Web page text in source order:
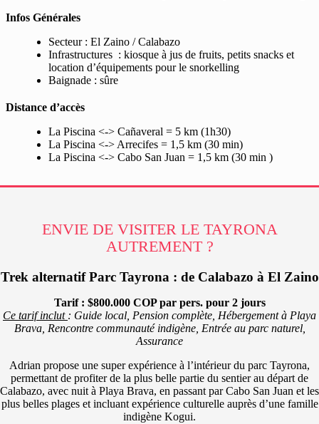
Infos Générales
Secteur : El Zaino / Calabazo
Infrastructures : kiosque à jus de fruits, petits snacks et
location d’équipements pour le snorkelling
Baignade : sûre
Distance d’accès
La Piscina <-> Cañaveral = 5 km (1h30)
La Piscina <-> Arrecifes = 1,5 km (30 min)
La Piscina <-> Cabo San Juan = 1,5 km (30 min )
ENVIE DE VISITER LE TAYRONA
AUTREMENT ?
Trek alternatif Parc Tayrona : de Calabazo à El Zaino
Tarif : $800.000 COP par pers. pour 2 jours
Ce tarif inclut : Guide local, Pension complète, Hébergement à Playa
Brava, Rencontre communauté indigène, Entrée au parc naturel,
Assurance
Adrian propose une super expérience à l’intérieur du parc Tayrona,
permettant de profiter de la plus belle partie du sentier au départ de
Calabazo, avec nuit à Playa Brava, en passant par Cabo San Juan et les
plus belles plages et incluant expérience culturelle auprès d’une famille
indigène Kogui.